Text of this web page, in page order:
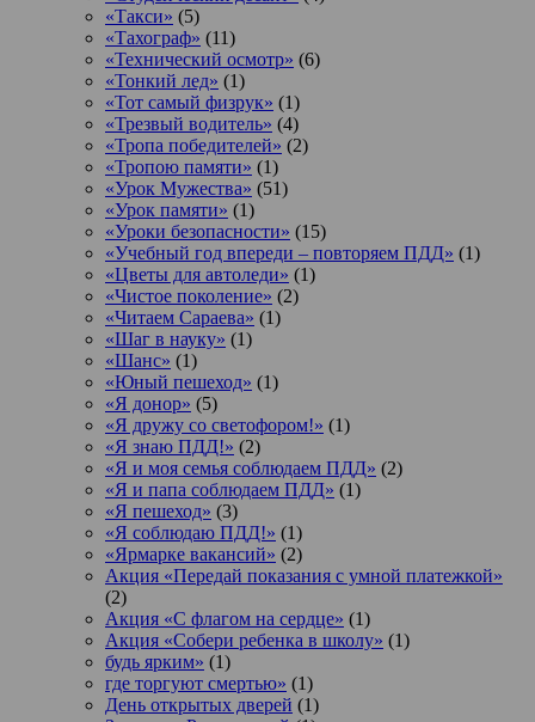
«Такси» (5)
«Тахограф» (11)
«Технический осмотр» (6)
«Тонкий лед» (1)
«Тот самый физрук» (1)
«Трезвый водитель» (4)
«Тропа победителей» (2)
«Тропою памяти» (1)
«Урок Мужества» (51)
«Урок памяти» (1)
«Уроки безопасности» (15)
«Учебный год впереди – повторяем ПДД» (1)
«Цветы для автоледи» (1)
«Чистое поколение» (2)
«Читаем Сараева» (1)
«Шаг в науку» (1)
«Шанс» (1)
«Юный пешеход» (1)
«Я донор» (5)
«Я дружу со светофором!» (1)
«Я знаю ПДД!» (2)
«Я и моя семья соблюдаем ПДД» (2)
«Я и папа соблюдаем ПДД» (1)
«Я пешеход» (3)
«Я соблюдаю ПДД!» (1)
«Ярмарке вакансий» (2)
Акция «Передай показания с умной платежкой»
(2)
Акция «С флагом на сердце» (1)
Акция «Собери ребенка в школу» (1)
будь ярким» (1)
где торгуют смертью» (1)
День открытых дверей (1)